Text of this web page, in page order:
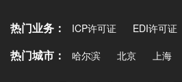
热门业务： ICP许可证 EDI许可证
热门城市： 哈尔滨 北京 上海